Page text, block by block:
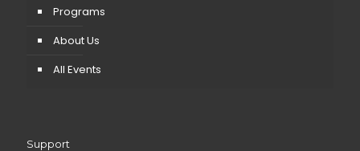
Programs
About Us
All Events
Support